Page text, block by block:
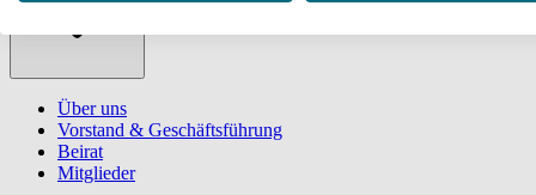
Über uns
Vorstand & Geschäftsführung
Beirat
Mitglieder